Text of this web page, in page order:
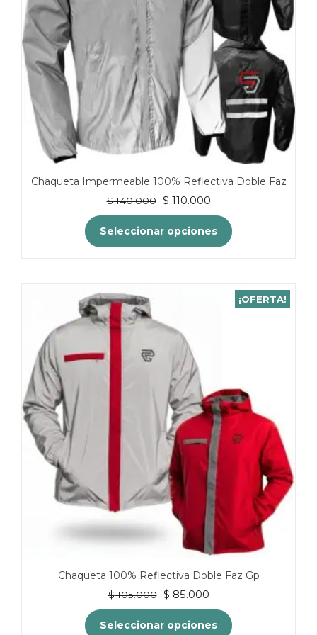
Chaqueta Impermeable 100% Reflectiva Doble Faz
$140.000 El
precio
original
era:
$ 110.000El
precio
actual
es:
Seleccionar opciones
Las
opciones
pueden
elegir
en
la
página
de
producto
¡OFERTA!
Chaqueta 100% Reflectiva Doble Faz Gp
$105.000 El
precio
original
$ 85.000El
precio
actual
Seleccionar opciones